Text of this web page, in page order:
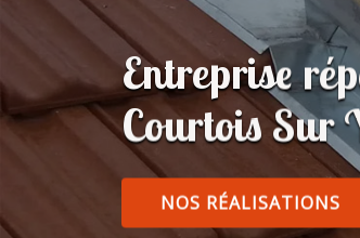
Entreprise
Courtois Sur
NOS RÉALISATIONS